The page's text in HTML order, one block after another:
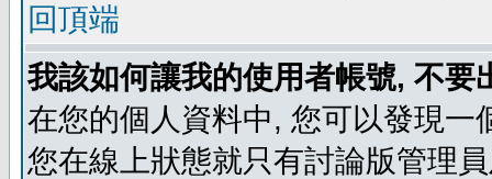
回頂端
我該如何讓我的使用者帳號, 不
在您的個人資料中, 您可以發現一
您在線上狀態就只有討論版管理